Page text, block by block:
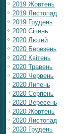
2019 Жовтень
2019 Листопад
2019 Грудень
2020 Січень
2020 Лютий
2020 Березень
2020 Квітень
2020 Травень
2020 Червень
2020 Липень
2020 Серпень
2020 Вересень
2020 Жовтень
2020 Листопад
2020 Грудень